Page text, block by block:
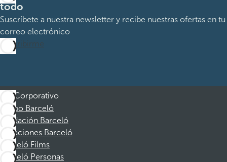
todo
Suscríbete a nuestra newsletter y recibe nuestras ofertas en tu
correo electrónico
Suscribirme
Corporativo
Grupo Barceló
Fundación Barceló
Vacaciones Barceló
Barceló Films
Barceló Personas